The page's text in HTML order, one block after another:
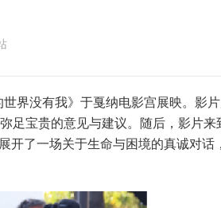
界没有我》于戛纳电影宫展映。影
足宝贵的意见与建议。随后，影片来
开了一场关于生命与困境的真诚对话